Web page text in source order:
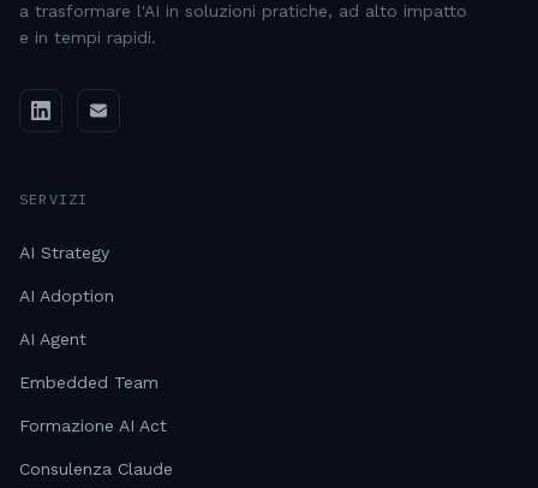
a trasformare l'AI in soluzioni pratiche, ad alto impatto
e in tempi rapidi.
SERVIZI
AI Strategy
AI Adoption
AI Agent
Embedded Team
Formazione AI Act
Consulenza Claude